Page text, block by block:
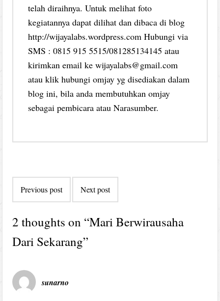
telah diraihnya. Untuk melihat foto
kegiatannya dapat dilihat dan dibaca di blog
http://wijayalabs.wordpress.com Hubungi via
SMS : 0815 915 5515/081285134145 atau
kirimkan email ke wijayalabs@gmail.com
atau klik hubungi omjay yg disediakan dalam
blog ini, bila anda membutuhkan omjay
sebagai pembicara atau Narasumber.
navigation
Previous post Next post
2 thoughts on “Mari Berwirausaha
Dari Sekarang”
sunarno